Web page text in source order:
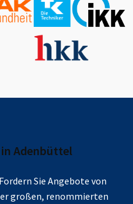
Adenbüttel
Sie Angebote von
großen, renommierten